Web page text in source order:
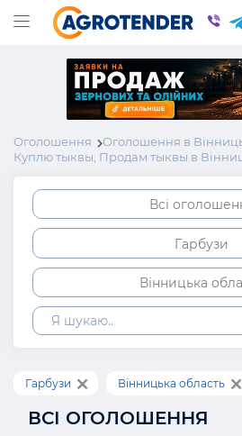
Оголошення
Оголошення в
Куплю тыквы, Продам тыквы в
Всі
Гарбузи
Вінницька
Гарбузи Вінницька область
ВСІ ОГОЛОШЕННЯ